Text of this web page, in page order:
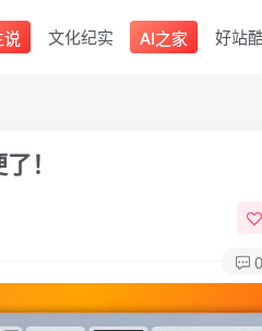
说 文化纪实 AI之家 好站
！
0